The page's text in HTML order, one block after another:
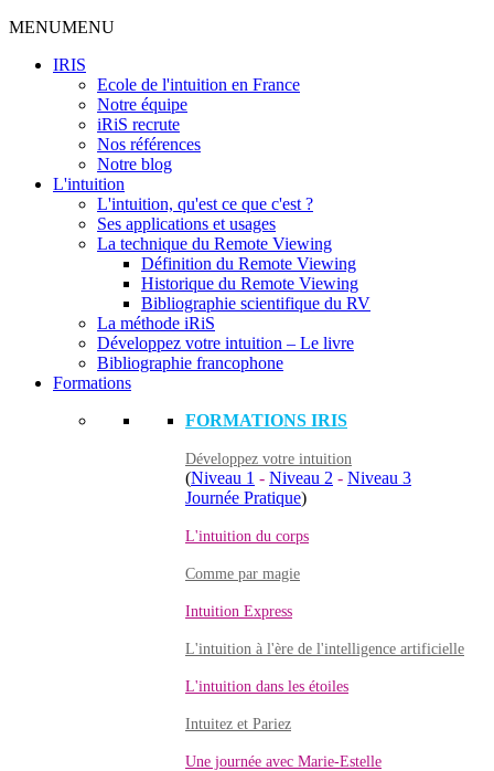
MENUMENU
IRIS
Ecole de l'intuition en France
Notre équipe
iRiS recrute
Nos références
Notre blog
L'intuition
L'intuition, qu'est ce que c'est ?
Ses applications et usages
La technique du Remote Viewing
Définition du Remote Viewing
Historique du Remote Viewing
Bibliographie scientifique du RV
La méthode iRiS
Développez votre intuition – Le livre
Bibliographie francophone
Formations
FORMATIONS IRIS
Développez votre intuition
(Niveau 1 - Niveau 2 - Niveau 3
Journée Pratique)
L'intuition du corps
Comme par magie
Intuition Express
L'intuition à l'ère de l'intelligence artificielle
L'intuition dans les étoiles
Intuitez et Pariez
Une journée avec Marie-Estelle